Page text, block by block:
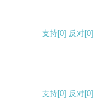
支持[0] 反对[0]
支持[0] 反对[0]